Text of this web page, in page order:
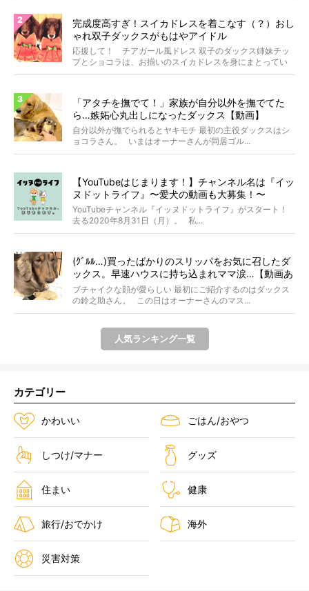
完成度高すぎ！スイカドレスを着こなす（？）おし
ゃれ双子ダックスがもはやアイドル
応援して！ チアガール風ドレス 双子のダックス姉妹チッ
プとショコラは、お揃いのスイカドレスを身にまとってい
ます...
「アタチを撫でて！」家族が自分以外を撫でてた
ら…嫉妬心丸出しになったダックス【動画】
自分以外が撫でられるとヤキモチ 最初の主役ダックスはシ
ョコラさん。 いまはオーナーさんが同居ゴル...
【YouTubeはじまります！】チャンネル名は『イッ
ヌドットライフ』〜愛犬の動画も大募集！〜
YouTubeチャンネル『イッヌドットライフ』がスタート！
去る2020年8月31日（月）。 私...
(ｸﾞﾙﾙ…)買ったばかりのスリッパをお気に召したダ
ックス。早速ハウスに持ち込まれママ涙…【動画あ
り】
ブチャイクな顔が愛らしい 最初にご紹介するのはダックス
の鈴之助さん。 この日はオーナーさんのマス...
人気ランキング一覧
カテゴリー
かわいい ごはん/おやつ
しつけ/マナー グッズ
住まい 健康
旅行/おでかけ 海外
災害対策